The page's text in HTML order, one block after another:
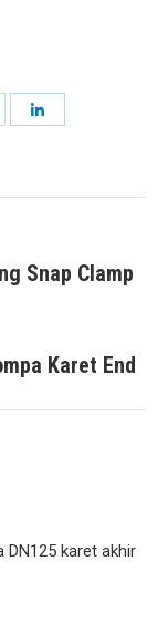
Snap Clamp
Karet End
karet akhir